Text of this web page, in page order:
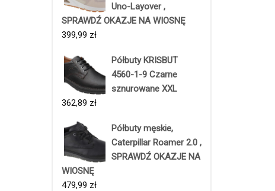
Uno-Layover ,
SPRAWDŹ OKAZJE NA WIOSNĘ
399,99 zł
Półbuty KRISBUT
4560-1-9 Czarne
sznurowane XXL
362,89 zł
Półbuty męskie,
Caterpillar Roamer 2.0 ,
SPRAWDŹ OKAZJE NA
WIOSNĘ
479,99 zł